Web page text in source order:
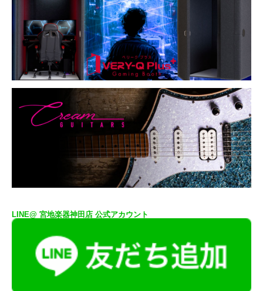
LINE@ 宮地楽器神田店 公式アカウント